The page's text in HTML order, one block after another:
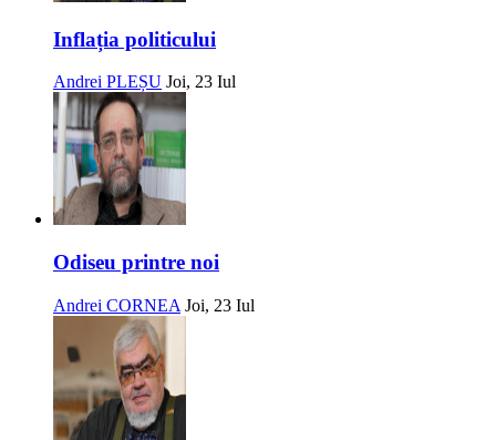
Inflația politicului
Andrei PLEȘU Joi, 23 Iul
Odiseu printre noi
Andrei CORNEA Joi, 23 Iul